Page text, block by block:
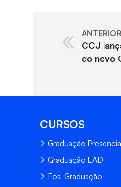
CCJ
do novo
CURSOS
Graduação
Graduação EAD
Pós-Graduação